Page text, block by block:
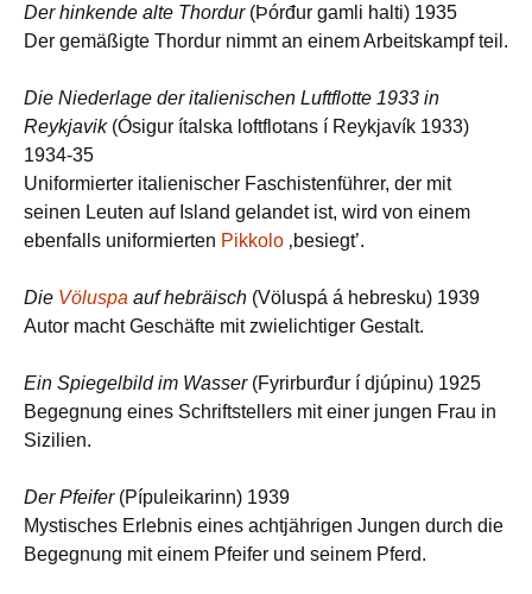
Der hinkende alte Thordur(Þórđur gamli halti) 1935
Der gemäßigte Thordur nimmt an einem Arbeitskampf teil.
Die Niederlage der italienischen Luftflotte 1933 in
Reykjavik(Ósigur ítalska loftflotans í Reykjavík 1933)
1934-35
Uniformierter italienischer Faschistenführer, der mit
seinen Leuten auf Island gelandet ist, wird von einem
ebenfalls uniformierten Pikkolo ‚besiegt’.
Die Völuspa auf hebräisch (Völuspá á hebresku) 1939
Autor macht Geschäfte mit zwielichtiger Gestalt.
Ein Spiegelbild im Wasser(Fyrirburđur í djúpinu) 1925
Begegnung eines Schriftstellers mit einer jungen Frau in
Sizilien.
Der Pfeifer(Pípuleikarinn) 1939
Mystisches Erlebnis eines achtjährigen Jungen durch die
Begegnung mit einem Pfeifer und seinem Pferd.